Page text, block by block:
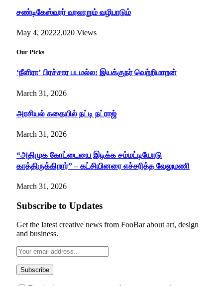
சண்டிகேஸ்வரர் வரலாறும் வழிபாடும்
May 4, 20222,020 Views
Our Picks
‘நீளிரா’ பிரச்சார படமல்ல: இயக்குநர் வெற்றிமாறன்
March 31, 2026
அரசியல் கதையில் நட்டி நட்ராஜ்
March 31, 2026
“அதிமுக கோட்டையை இடிக்க சம்மட்டியோடு
காத்திருக்கிறார்” – கட்சியினரை எச்சரித்த வேலுமணி
March 31, 2026
Subscribe to Updates
Get the latest creative news from FooBar about art, design
and business.